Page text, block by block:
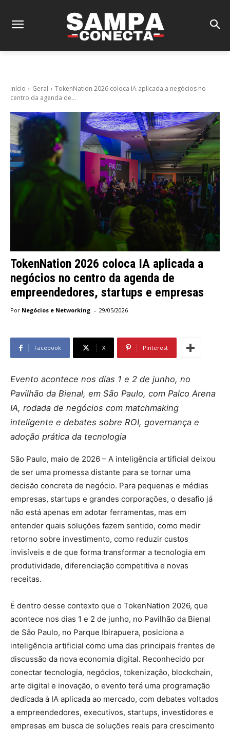
Início Geral
TokenNation 2026 coloca IA aplicada a negócios no
centro da agenda de...
TokenNation 2026 coloca IA aplicada a
negócios no centro da agenda de
empreendedores, startups e empresas
Por Negócios e Networking - 29/05/2026
Facebook X Pinterest
Evento acontece nos dias 1 e 2 de junho, no
Pavilhão da Bienal, em São Paulo, com Palco Arena
IA, rodada de negócios com matchmaking
inteligente e debates sobre ROI, governança e
adoção prática da tecnologia
São Paulo, maio de 2026 – A inteligência artificial deixou
de ser uma promessa distante para se tornar uma
decisão concreta de negócio. Para pequenas e médias
empresas, startups e grandes corporações, o desafio já
não está apenas em adotar ferramentas, mas em
entender quais soluções fazem sentido, como medir
retorno sobre investimento, como reduzir custos
invisíveis e de que forma transformar a tecnologia em
produtividade, diferenciação competitiva e novas
receitas.
É dentro desse contexto que o TokenNation 2026, que
acontece nos dias 1 e 2 de junho, no Pavilhão da Bienal
de São Paulo, no Parque Ibirapuera, posiciona a
inteligência artificial como uma das principais frentes de
discussão da nova economia digital. Reconhecido por
conectar tecnologia, negócios, tokenização, blockchain,
arte digital e inovação, o evento terá uma programação
dedicada à IA aplicada ao mercado, com debates voltados
a empreendedores, executivos, startups, investidores e
empresas em busca de soluções reais para crescimento